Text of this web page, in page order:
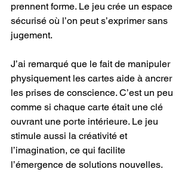
prennent forme. Le jeu crée un espace
sécurisé où l’on peut s’exprimer sans
jugement.
J’ai remarqué que le fait de manipuler
physiquement les cartes aide à ancrer
les prises de conscience. C’est un peu
comme si chaque carte était une clé
ouvrant une porte intérieure. Le jeu
stimule aussi la créativité et
l’imagination, ce qui facilite
l’émergence de solutions nouvelles.